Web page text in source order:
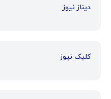
دیناز نیوز
کلیک نیوز